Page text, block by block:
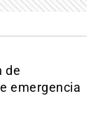
de
emergencia